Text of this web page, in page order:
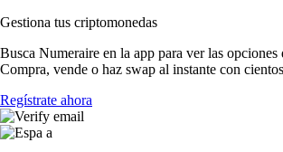
Gestiona tus criptomonedas
Busca Numeraire en la app para ver las opciones
Compra, vende o haz swap al instante con
Regístrate ahora